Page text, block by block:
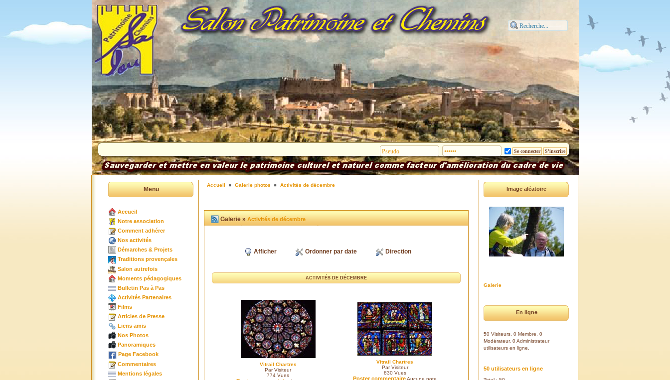
Menu
Accueil
Notre association
Comment adhérer
Nos activités
Démarches & Projets
Traditions provençales
Salon autrefois
Moments pédagogiques
Bulletin Pas à Pas
Activités Partenaires
Films
Articles de Presse
Liens amis
Nos Photos
Panoramiques
Page Facebook
Commentaires
Mentions légales
Image aléatoire
Galerie
En ligne
50 Visiteurs, 0 Membre, 0
Modérateur, 0 Administrateur
utilisateurs en ligne.
50 utilisateurs en ligne
Accueil Galerie photos Activités de décembre
Galerie »Activités de décembre
Afficher Ordonner par date Direction
ACTIVITÉS DE DÉCEMBRE
Vitrail Chartres
Par Visiteur
774 Vues
Vitrail Chartres
Par Visiteur
830 Vues
Poster commentaire